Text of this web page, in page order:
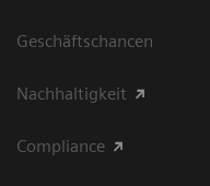
Geschäftschancen
Nachhaltigkeit
Compliance